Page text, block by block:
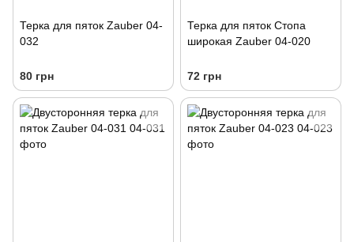
Терка для пяток Zauber 04-
032
80 грн
Терка для пяток Стопа
широкая Zauber 04-020
72 грн